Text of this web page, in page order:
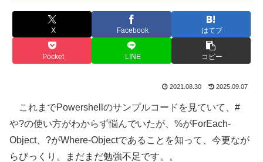
X Facebook はてブ
Pocket LINE コピー
2021.08.30 2025.09.07
これまでPowershellのサンプルコードを見ていて、#
や?の使い方がわからず悩んでいたが、%がForEach-
Object、?がWhere-Objectであることを知って、今更なが
らびっくり。まだまだ勉強不足です。。